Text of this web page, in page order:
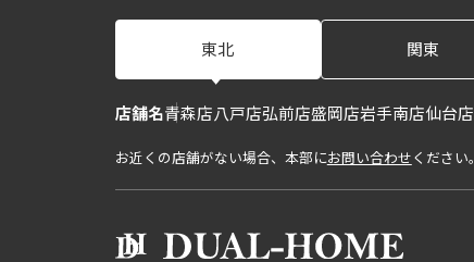
東北 関東
店舗名青森店八戸店弘前店盛岡店岩手南店仙台店
お近くの店舗がない場合、本部にお問い合わせください。